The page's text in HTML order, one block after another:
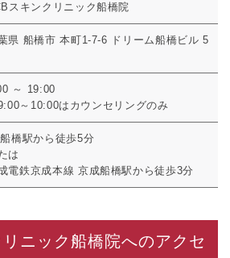
スキンクリニック船橋院
県 船橋市 本町1-7-6 ドリーム船橋ビル 5
～ 19:00
～10:00はカウンセリングのみ
橋駅から徒歩5分
は
電鉄京成本線 京成船橋駅から徒歩3分
ニック船橋院へのアクセ